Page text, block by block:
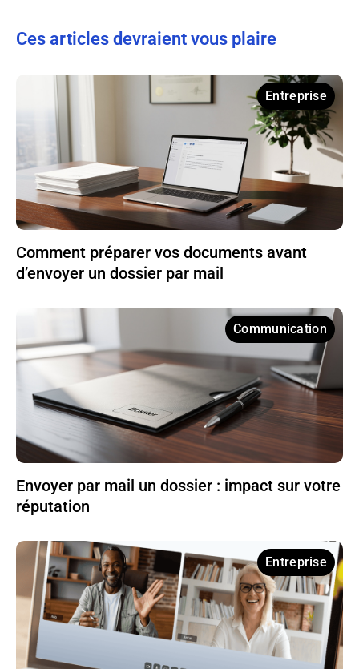
Ces articles devraient vous plaire
Entreprise
Comment préparer vos documents avant
d’envoyer un dossier par mail
Communication
Envoyer par mail un dossier : impact sur votre
réputation
Entreprise